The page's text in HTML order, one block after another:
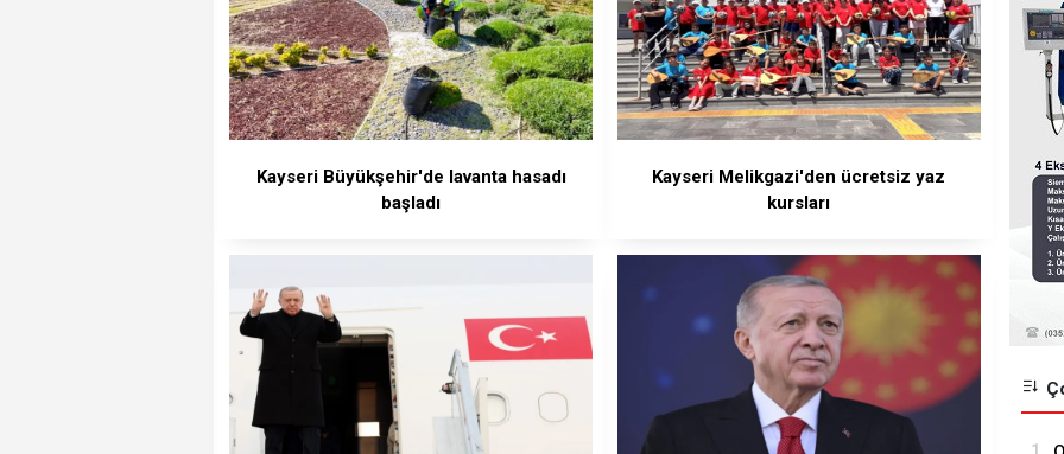
Kayseri Büyükşehir'de lavanta hasadı
başladı
Kayseri Melikgazi'den ücretsiz yaz
kursları